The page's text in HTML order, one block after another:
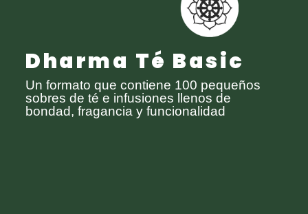
Dharma Té Basic
Un formato que contiene 100 pequeños
sobres de té e infusiones llenos de
bondad, fragancia y funcionalidad